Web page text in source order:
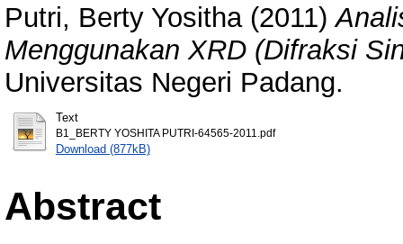
Putri, Berty Yositha(2011)
Menggunakan XRD (Difraksi
Universitas Negeri Padang.
Text
B1_BERTY YOSHITA PUTRI-64565-2011.pdf
Download (877kB)
Abstract